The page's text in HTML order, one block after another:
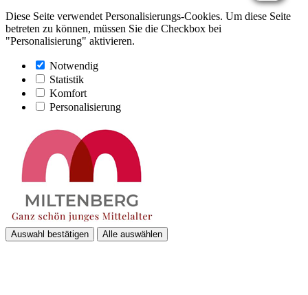
Diese Seite verwendet Personalisierungs-Cookies. Um diese Seite
betreten zu können, müssen Sie die Checkbox bei
"Personalisierung" aktivieren.
Notwendig
Statistik
Komfort
Personalisierung
Auswahl bestätigen Alle auswählen